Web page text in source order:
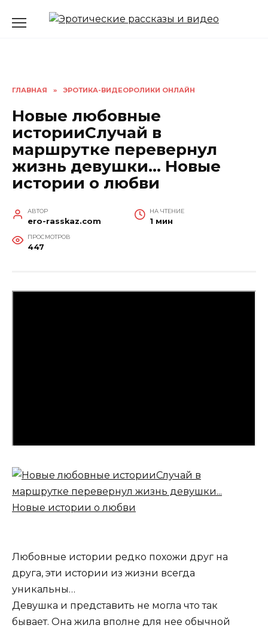
ГЛАВНАЯ » ЭРОТИКА-ВИДЕОРОЛИКИ ОНЛАЙН
Новые любовные
историиСлучай в
маршрутке перевернул
жизнь девушки… Новые
истории о любви
АВТОР
ero-rasskaz.com
НА ЧТЕНИЕ
1 мин
ПРОСМОТРОВ
447
Любовные истории редко похожи друг на
друга, эти истории из жизни всегда
уникальны…
Девушка и представить не могла что так
бывает. Она жила вполне для нее обычной